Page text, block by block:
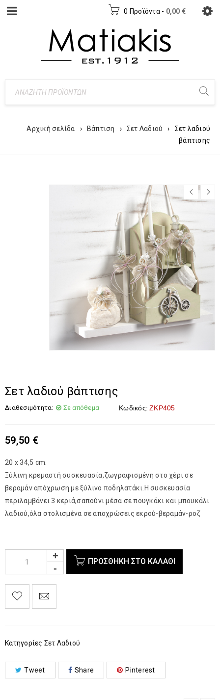
0 Προϊόντα - 0,00 €
Αρχική σελίδα › Βάπτιση › Σετ Λαδιού ›
Σετ λαδιού
βάπτισης
Σετ λαδιού βάπτισης
Διαθεσιμότητα: Σε απόθεμα Κωδικός: ΖΚΡ405
59,50 €
20 x 34,5 cm.
Ξύλινη κρεμαστή συσκευασία,ζωγραφισμένη στο χέρι σε
βεραμάν απόχρωση με ξύλινο ποδηλατάκι.Η συσκευασία
περιλαμβάνει 3 κεριά,σαπούνι μέσα σε πουγκάκι και μπουκάλι
λαδιού,όλα στολισμένα σε αποχρώσεις εκρού-βεραμάν-ροζ
ΠΡΟΣΘΉΚΗ ΣΤΟ ΚΑΛΆΘΙ
Κατηγορίες Σετ Λαδιού
Tweet Share Pinterest